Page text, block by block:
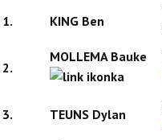
1. KING Ben
2.
MOLLEMA Bauke
3. TEUNS Dylan